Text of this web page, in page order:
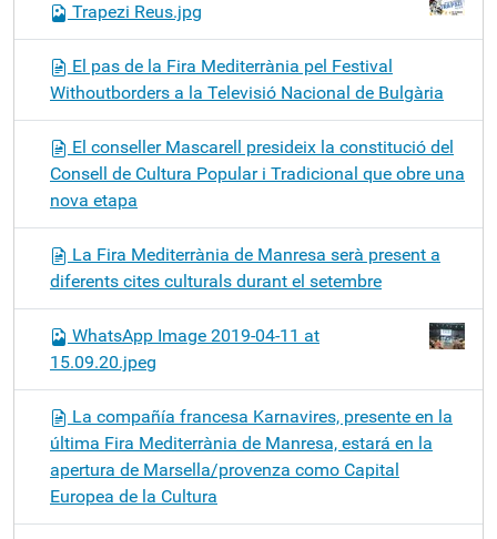
Trapezi Reus.jpg
El pas de la Fira Mediterrània pel Festival
Withoutborders a la Televisió Nacional de Bulgària
El conseller Mascarell presideix la constitució del
Consell de Cultura Popular i Tradicional que obre una
nova etapa
La Fira Mediterrània de Manresa serà present a
diferents cites culturals durant el setembre
WhatsApp Image 2019-04-11 at
15.09.20.jpeg
La compañía francesa Karnavires, presente en la
última Fira Mediterrània de Manresa, estará en la
apertura de Marsella/provenza como Capital
Europea de la Cultura